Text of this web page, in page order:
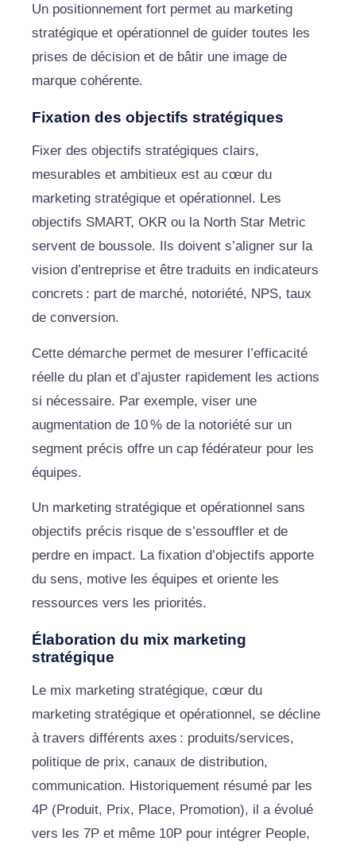
Un positionnement fort permet au marketing
stratégique et opérationnel de guider toutes les
prises de décision et de bâtir une image de
marque cohérente.
Fixation des objectifs stratégiques
Fixer des objectifs stratégiques clairs,
mesurables et ambitieux est au cœur du
marketing stratégique et opérationnel. Les
objectifs SMART, OKR ou la North Star Metric
servent de boussole. Ils doivent s’aligner sur la
vision d’entreprise et être traduits en indicateurs
concrets : part de marché, notoriété, NPS, taux
de conversion.
Cette démarche permet de mesurer l’efficacité
réelle du plan et d’ajuster rapidement les actions
si nécessaire. Par exemple, viser une
augmentation de 10 % de la notoriété sur un
segment précis offre un cap fédérateur pour les
équipes.
Un marketing stratégique et opérationnel sans
objectifs précis risque de s’essouffler et de
perdre en impact. La fixation d’objectifs apporte
du sens, motive les équipes et oriente les
ressources vers les priorités.
Élaboration du mix marketing
stratégique
Le mix marketing stratégique, cœur du
marketing stratégique et opérationnel, se décline
à travers différents axes : produits/services,
politique de prix, canaux de distribution,
communication. Historiquement résumé par les
4P (Produit, Prix, Place, Promotion), il a évolué
vers les 7P et même 10P pour intégrer People,